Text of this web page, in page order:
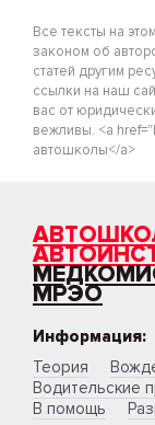
Все тексты на
законом об
статей другим
ссылки на наш
вас от
вежливы. <a
автошколы</a>
МРЭО
Информация:
Теория
Водительские
В помощь